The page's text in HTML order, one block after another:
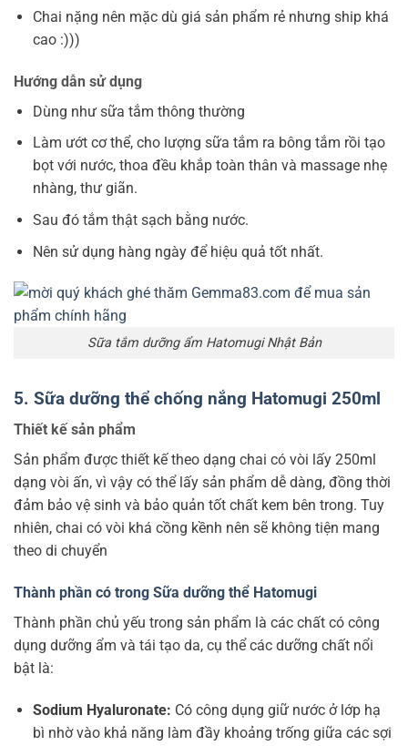
Chai nặng nên mặc dù giá sản phẩm rẻ nhưng ship khá
cao :)))
Hướng dẫn sử dụng
Dùng như sữa tắm thông thường
Làm ướt cơ thể, cho lượng sữa tắm ra bông tắm rồi tạo
bọt với nước, thoa đều khắp toàn thân và massage nhẹ
nhàng, thư giãn.
Sau đó tắm thật sạch bằng nước.
Nên sử dụng hàng ngày để hiệu quả tốt nhất.
Sữa tắm dưỡng ẩm Hatomugi Nhật Bản
5. Sữa dưỡng thể chống nắng Hatomugi 250ml
Thiết kế sản phẩm
Sản phẩm được thiết kế theo dạng chai có vòi lấy 250ml
dạng vòi ấn, vì vậy có thể lấy sản phẩm dễ dàng, đồng thời
đảm bảo vệ sinh và bảo quản tốt chất kem bên trong. Tuy
nhiên, chai có vòi khá cồng kềnh nên sẽ không tiện mang
theo di chuyển
Thành phần có trong Sữa dưỡng thể Hatomugi
Thành phần chủ yếu trong sản phẩm là các chất có công
dụng dưỡng ẩm và tái tạo da, cụ thể các dưỡng chất nổi
bật là:
Sodium Hyaluronate: Có công dụng giữ nước ở lớp hạ
bì nhờ vào khả năng làm đầy khoảng trống giữa các sợi